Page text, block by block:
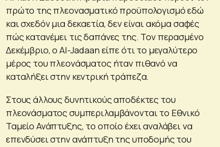
πρώτο της πλεονασματικό προϋπολογισμό εδώ
και σχεδόν μια δεκαετία, δεν είναι ακόμα σαφές
πώς κατανέμει τις δαπάνες της. Τον περασμένο
Δεκέμβριο, ο Al-Jadaan είπε ότι το μεγαλύτερο
μέρος του πλεονάσματος ήταν πιθανό να
καταλήξει στην κεντρική τράπεζα.
Στους άλλους δυνητικούς αποδέκτες του
πλεονάσματος συμπεριλαμβάνονται το Εθνικό
Ταμείο Ανάπτυξης, το οποίο έχει αναλάβει να
επενδύσει στην ανάπτυξη της υποδομής του